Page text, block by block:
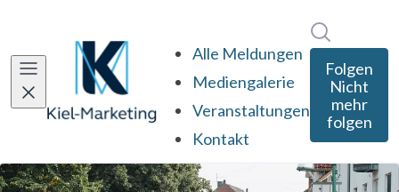
Alle Meldungen
Mediengalerie
Veranstaltungen
Kontakt
Folgen
Nicht
mehr
folgen